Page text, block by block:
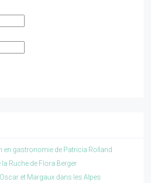
en gastronomie de Patricia Rolland
Ruche de Flora Berger
et Margaux dans les Alpes